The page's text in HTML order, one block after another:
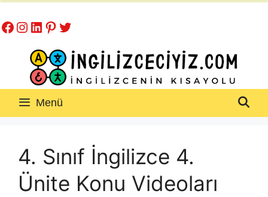
atla
Facebook
Instagram
LinkedIn
Pinterest
Twitter
Menü
4. Sınıf İngilizce 4.
Ünite Konu Videoları